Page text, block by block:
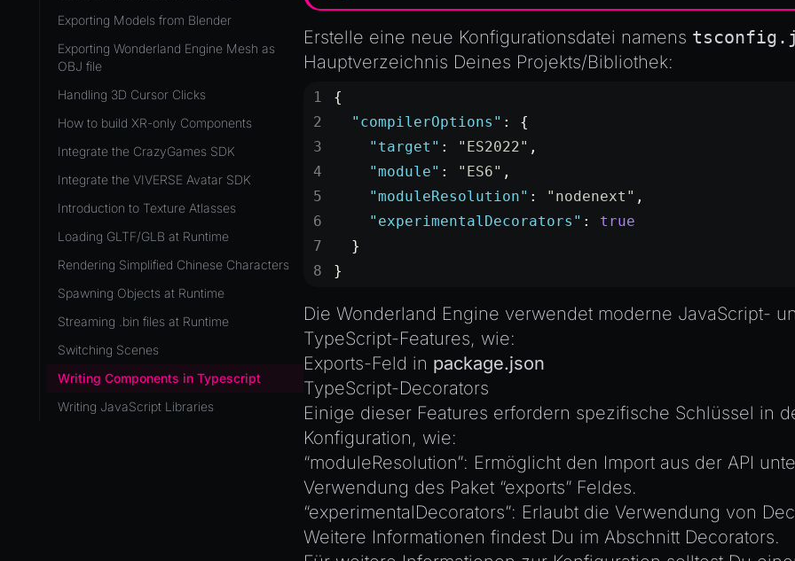
Erstelle eine neue Konfigurationsdatei namens
Hauptverzeichnis Deines Projekts/Bibliothek:
{
  "compilerOptions"
: {
    "target"
: "ES2022" ,
    "module"
: "ES6" ,
    "moduleResolution"
: "nodenext" ,
    "experimentalDecorators"
: true
  }
}
Die Wonderland Engine verwendet moderne JavaScript-
TypeScript-Features, wie:
Exports-Feld in package.json
TypeScript-Decorators
Einige dieser Features erfordern spezifische Schlüssel in
Konfiguration, wie:
“moduleResolution”: Ermöglicht den Import aus der API
Verwendung des Paket “exports”Feldes.
“experimentalDecorators”: Erlaubt die Verwendung von
Weitere Informationen findest Du im Abschnitt Decorators.
Source Control
CI/CD
AnimationComponent
BrokenComponent
CollisionComponent
Component
InputComponent
LightComponent
MeshComponent
ParticleEffectComponent
PhysXComponent
TextComponent
ViewComponent
RESOURCES
Animation
AnimationGraph
Exporting Models from Blender
Exporting Wonderland Engine Mesh as
OBJ file
Handling 3D Cursor Clicks
How to build XR-only Components
Integrate the CrazyGames SDK
Integrate the VIVERSE Avatar SDK
Introduction to Texture Atlasses
Loading GLTF/GLB at Runtime
Rendering Simplified Chinese Characters
Spawning Objects at Runtime
Streaming .bin files at Runtime
Switching Scenes
Writing Components in Typescript
Writing JavaScript Libraries